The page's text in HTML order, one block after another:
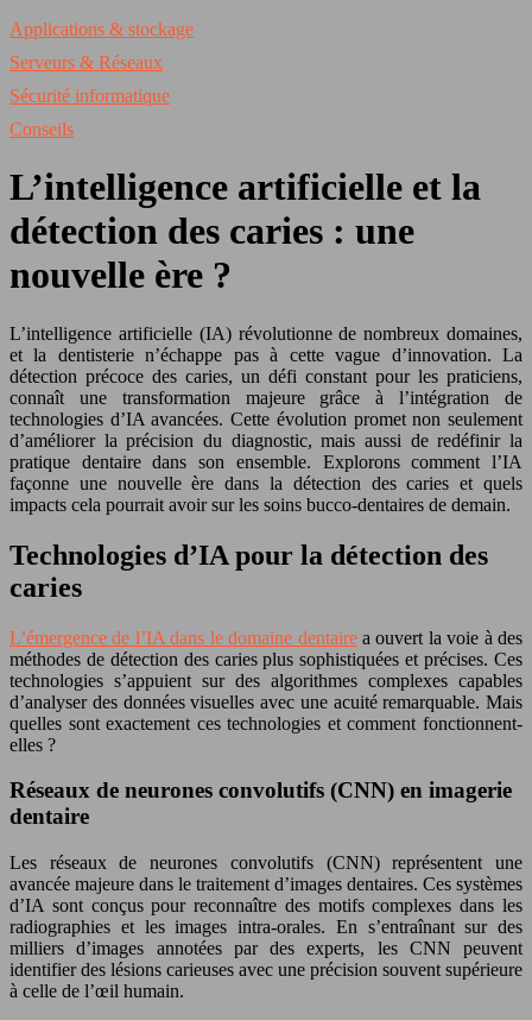
Applications & stockage
Serveurs & Réseaux
Sécurité informatique
Conseils
L’intelligence artificielle et la
détection des caries : une
nouvelle ère ?
L’intelligence artificielle (IA) révolutionne de nombreux domaines,
et la dentisterie n’échappe pas à cette vague d’innovation. La
détection précoce des caries, un défi constant pour les praticiens,
connaît une transformation majeure grâce à l’intégration de
technologies d’IA avancées. Cette évolution promet non seulement
d’améliorer la précision du diagnostic, mais aussi de redéfinir la
pratique dentaire dans son ensemble. Explorons comment l’IA
façonne une nouvelle ère dans la détection des caries et quels
impacts cela pourrait avoir sur les soins bucco-dentaires de demain.
Technologies d’IA pour la détection des
caries
L’émergence de l’IA dans le domaine dentairea ouvert la voie à des
méthodes de détection des caries plus sophistiquées et précises. Ces
technologies s’appuient sur des algorithmes complexes capables
d’analyser des données visuelles avec une acuité remarquable. Mais
quelles sont exactement ces technologies et comment fonctionnent-
elles ?
Réseaux de neurones convolutifs (CNN) en imagerie
dentaire
Les réseaux de neurones convolutifs (CNN) représentent une
avancée majeure dans le traitement d’images dentaires. Ces systèmes
d’IA sont conçus pour reconnaître des motifs complexes dans les
radiographies et les images intra-orales. En s’entraînant sur des
milliers d’images annotées par des experts, les CNN peuvent
identifier des lésions carieuses avec une précision souvent supérieure
à celle de l’œil humain.